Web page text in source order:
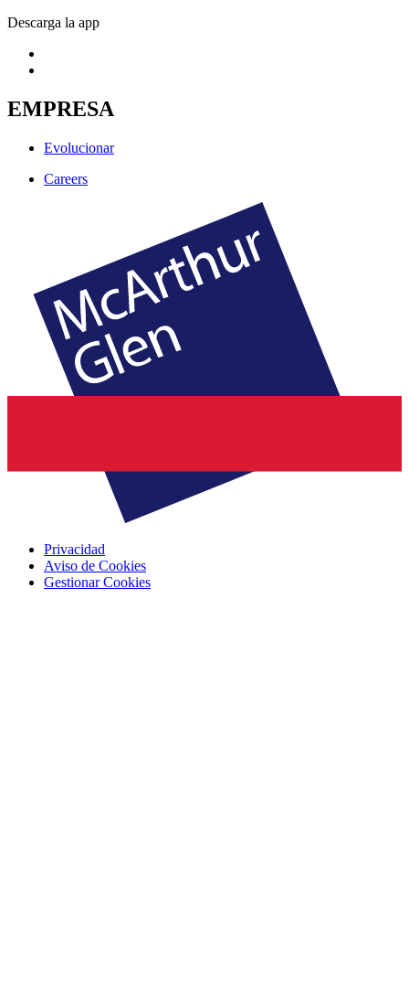
Descarga la app
EMPRESA
Evolucionar
Careers
Privacidad
Aviso de Cookies
Gestionar Cookies